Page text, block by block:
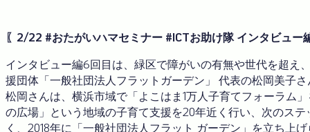
〖2/22 #おたがいハマセミナー #ICTお助け隊 インタビュ
インタビュー編6回目は、緑区で障がいの有無や世代を超え
援団体「一般社団法人フラットガーデン」 代表の松岡美子
松岡さんは、横浜市域で「よこはま1万人子育てフォーラム
の広場」という地域の子育て支援を20年近く行い、次のス
く、2018年に「一般社団法人フラット ガーデン」を立ち上